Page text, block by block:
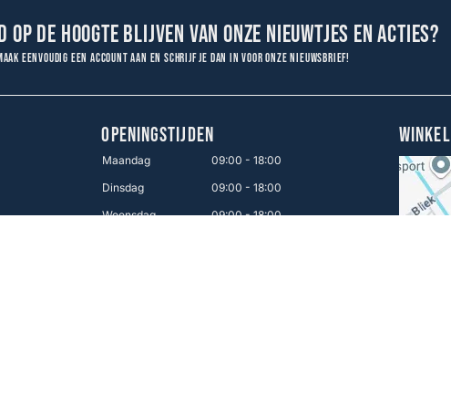
de hoogte blijven van onze nieuwtjes en acties?
eenvoudig een account aan en schrijf je dan in voor onze nieuwsbrief!
OPENINGSTIJDEN
Maandag
09:00 - 18:00
Dinsdag
09:00 - 18:00
Woensdag
09:00 - 18:00
WINKEL